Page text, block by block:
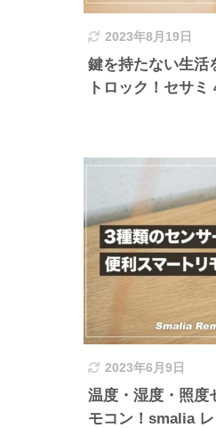
2023年8月19日
鍵を持たない生活
トロック！セサミ
2023年6月9日
温度・湿度・照度
モコン！smalia